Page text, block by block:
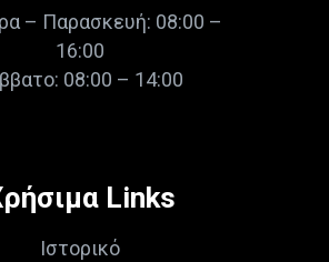
– Παρασκευή: 08:00 –
16:00
08:00 – 14:00
Links
Ιστορικό